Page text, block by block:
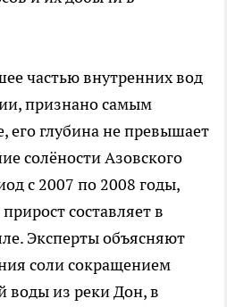
частью внутренних вод
признано самым
глубина не превышает
солёности Азовского
с 2007 по 2008 годы,
составляет в
Эксперты объясняют
соли сокращением
воды из реки Дон, в